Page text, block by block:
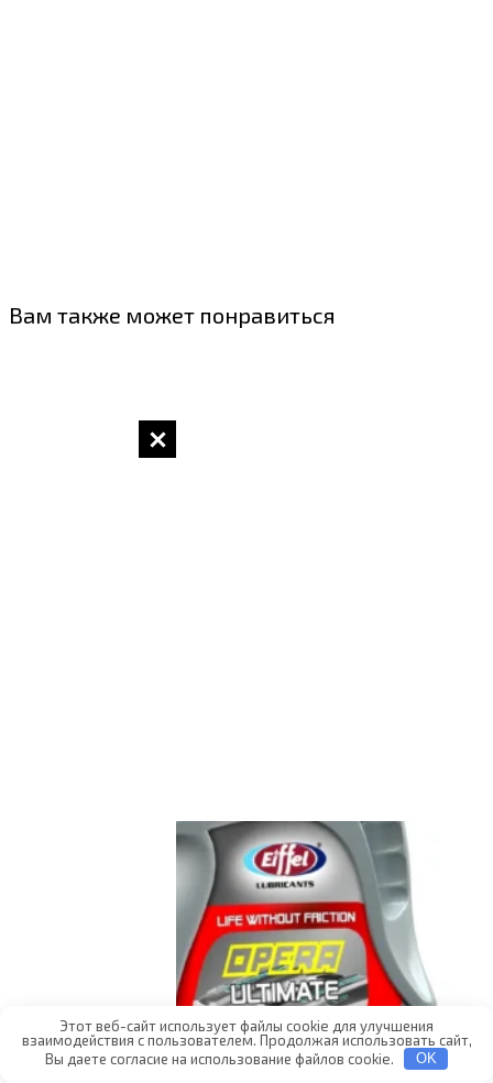
Вам также может понравиться
Этот веб-сайт использует файлы cookie для улучшения
взаимодействия с пользователем. Продолжая использовать сайт,
Вы даете согласие на использование файлов cookie.
OK